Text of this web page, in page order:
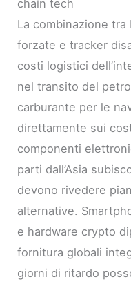
chain tech
La combinazione
forzate e tracker
costi logistici
nel transito del
carburante per le
direttamente sui
componenti
parti dall’Asia
devono rivedere
alternative.
e hardware crypto
fornitura globali
giorni di ritardo